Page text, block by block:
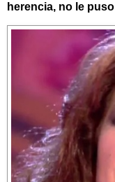
herencia, no le